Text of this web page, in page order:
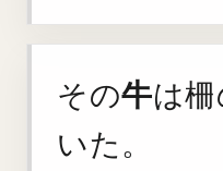
その牛は
いた。